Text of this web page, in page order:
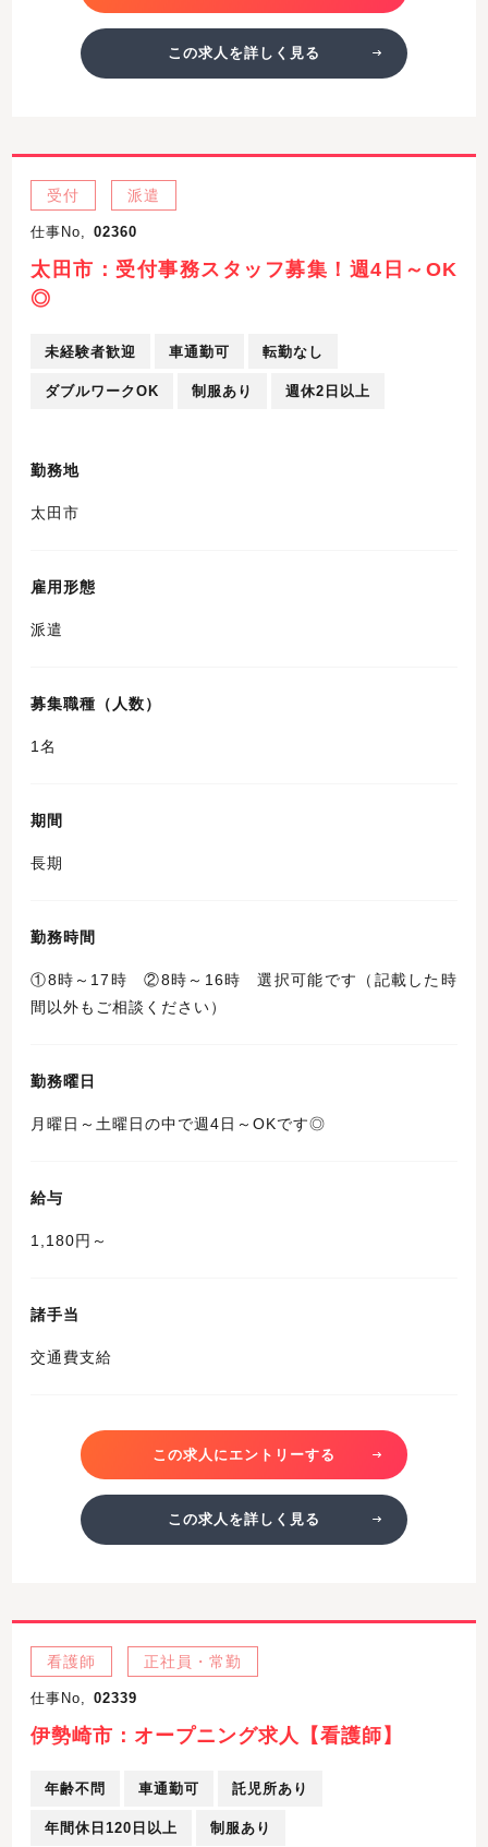
この求人を詳しく見る
受付 派遣
仕事No, 02360
太田市：受付事務スタッフ募集！週4日～OK
◎
未経験者歓迎 車通勤可 転勤なし
ダブルワークOK 制服あり 週休2日以上
勤務地
太田市
雇用形態
派遣
募集職種（人数）
1名
期間
長期
勤務時間
①8時～17時 ②8時～16時 選択可能です（記載した時
間以外もご相談ください）
勤務曜日
月曜日～土曜日の中で週4日～OKです◎
給与
1,180円～
諸手当
交通費支給
この求人にエントリーする
この求人を詳しく見る
看護師 正社員・常勤
仕事No, 02339
伊勢崎市：オープニング求人【看護師】
年齢不問 車通勤可 託児所あり
年間休日120日以上 制服あり